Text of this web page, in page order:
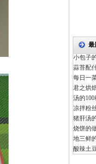
最
小包子
蒜苔配
每日一
君之烘
汤的
凉拌粉
猪肝汤
烧饼的
地三鲜
酸辣土